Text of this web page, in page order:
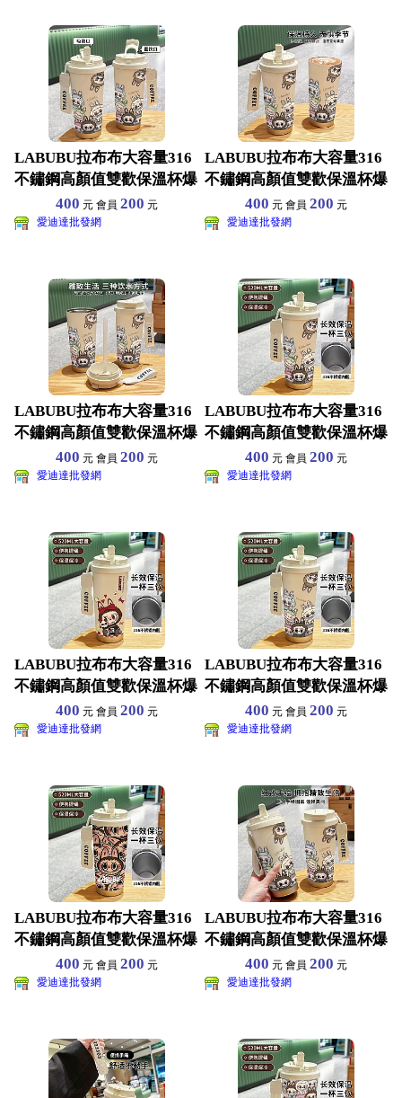
LABUBU拉布布大容量316
不鏽鋼高顏值雙歡保溫杯爆
款吸管車載咖啡杯
400 元 會員 200 元
愛迪達批發網
LABUBU拉布布大容量316
不鏽鋼高顏值雙歡保溫杯爆
款吸管車載咖啡杯
400 元 會員200 元
愛迪達批發網
LABUBU拉布布大容量316
不鏽鋼高顏值雙歡保溫杯爆
款吸管車載咖啡杯
400 元 會員 200 元
愛迪達批發網
LABUBU拉布布大容量316
不鏽鋼高顏值雙歡保溫杯爆
款吸管車載咖啡杯
400 元 會員200 元
愛迪達批發網
LABUBU拉布布大容量316
不鏽鋼高顏值雙歡保溫杯爆
款吸管車載咖啡杯
400 元 會員 200 元
愛迪達批發網
LABUBU拉布布大容量316
不鏽鋼高顏值雙歡保溫杯爆
款吸管車載咖啡杯
400 元 會員200 元
愛迪達批發網
LABUBU拉布布大容量316
不鏽鋼高顏值雙歡保溫杯爆
款吸管車載咖啡杯
400 元 會員 200 元
愛迪達批發網
LABUBU拉布布大容量316
不鏽鋼高顏值雙歡保溫杯爆
款吸管車載咖啡杯
400 元 會員200 元
愛迪達批發網